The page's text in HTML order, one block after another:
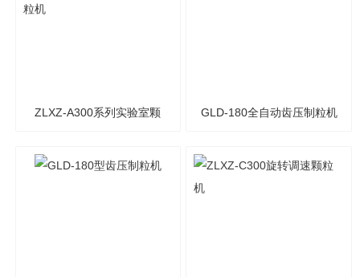
ZLXZ-A300系列实验室颗 GLD-180全自动齿压制粒机